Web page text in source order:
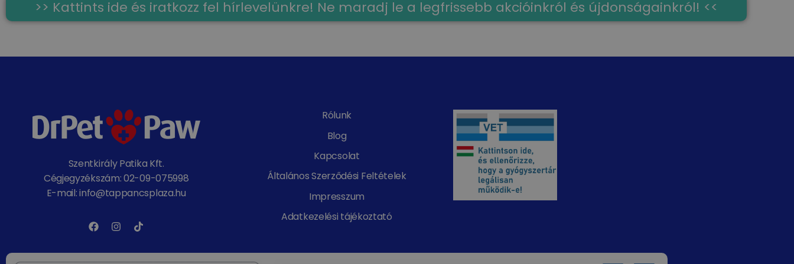
>> Kattints ide és iratkozz fel hírlevelünkre! Ne maradj le a legfrissebb akcióinkról és újdonságainkról! <<
Szentkirály Patika Kft.
Cégjegyzékszám: 02-09-075998
E-mail: info@tappancsplaza.hu
Rólunk
Blog
Kapcsolat
Általános Szerződési Feltételek
Impresszum
Adatkezelési tájékoztató